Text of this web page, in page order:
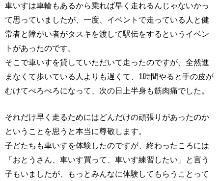
車いすは車輪もあるから乗れば早く走れるんじゃないかっ
て思っていましたが、一度、イベントで走っている人と健
常者と障がい者がタスキを渡して駅伝をするというイベン
トがあったのです。
そこで車いすを貸していただいて走ったのですが、全然進
まなくて歩いている人よりも遅くて、1時間やると手の皮が
むけてべろべろになって、次の日上半身も筋肉痛でした。
それだけ早く走るためにはどんだけの頑張りがあったのか
ということを思うと本当に尊敬します。
子どたちも車いすを体験したのですが、終わったころには
「おとうさん、車いす買って、車いす練習したい」と言う
子もいましたが、もっとみんなに体験してもらうことって